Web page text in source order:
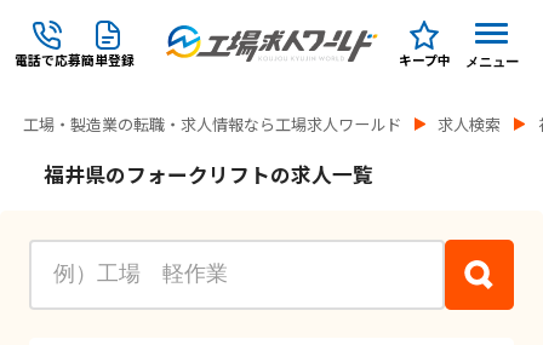
電話で応募簡単登録 キープ中 メニュー
工場・製造業の転職・求人情報なら工場求人ワールド 求人検索
福井県のフォークリフトの求人一覧